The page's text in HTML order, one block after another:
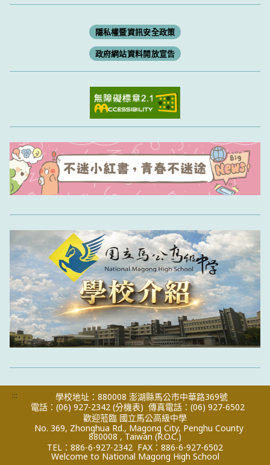
隱私權暨資訊安全政策
政府網站資料開放宣告
:::
學校地址：880008 澎湖縣馬公市中華路369號
電話：(06) 927-2342 (分機表) 傳真電話：(06) 927-6502
歡迎蒞臨 國立馬公高級中學
No. 369, Zhonghua Rd., Magong City, Penghu County
880008 , Taiwan (R.O.C.)
TEL：886-6-927-2342 FAX：886-6-927-6502
Welcome to National Magong High School